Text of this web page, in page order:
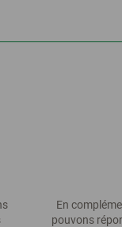
En
pouvons